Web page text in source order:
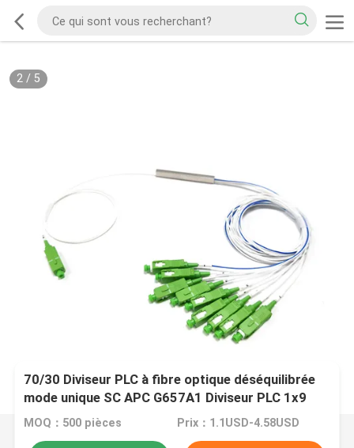
2/ 5
70/30 Diviseur PLC à fibre optique déséquilibrée
mode unique SC APC G657A1 Diviseur PLC 1x9
MOQ：500 pièces Prix：1.1USD-4.58USD